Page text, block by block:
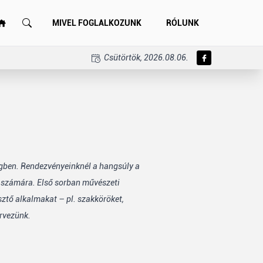
MIVEL FOGLALKOZUNK RÓLUNK
Csütörtök, 2026.08.06.
Rendezvényeinknél a hangsúly a
Első sorban művészeti
alkalmakat – pl. szakköröket,